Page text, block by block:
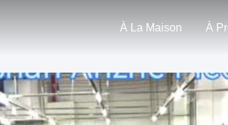
À La Maison